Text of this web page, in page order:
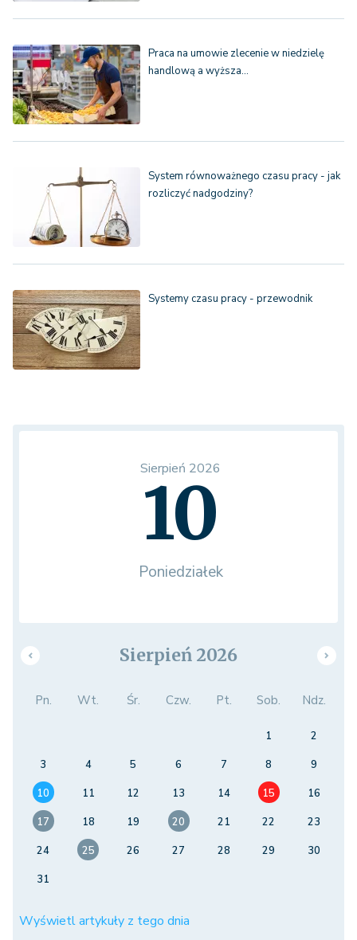
Praca na umowie zlecenie w niedzielę
handlową a wyższa…
System równoważnego czasu pracy - jak
rozliczyć nadgodziny?
Systemy czasu pracy - przewodnik
Sierpień 2026
10
Poniedziałek
Sierpień 2026
Pn. Wt. Śr. Czw. Pt. Sob. Ndz.
1
2
3
4 5 6 7 8
9
10
11 12 13 14 15
16
17
18 19 20 21 22
23
24
25 26 27 28 29
30
31
Wyświetl artykuły z tego dnia